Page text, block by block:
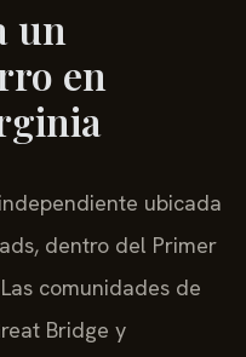
un
en
ubicada
dentro del Primer
comunidades de
Bridge y